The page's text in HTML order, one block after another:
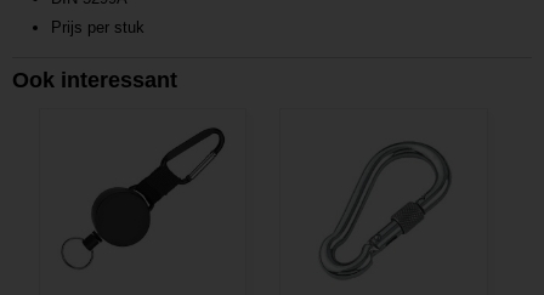
Prijs per stuk
Ook interessant